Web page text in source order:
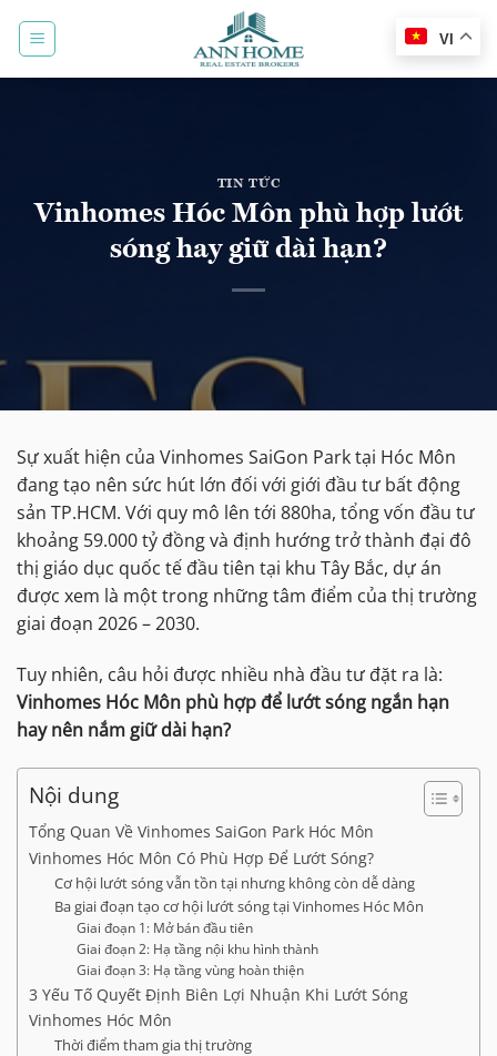
qua
VI
TIN TỨC
Vinhomes Hóc Môn phù hợp lướt
sóng hay giữ dài hạn?
Sự xuất hiện của Vinhomes SaiGon Park tại Hóc Môn
đang tạo nên sức hút lớn đối với giới đầu tư bất động
sản TP.HCM. Với quy mô lên tới 880ha, tổng vốn đầu tư
khoảng 59.000 tỷ đồng và định hướng trở thành đại đô
thị giáo dục quốc tế đầu tiên tại khu Tây Bắc, dự án
được xem là một trong những tâm điểm của thị trường
giai đoạn 2026 – 2030.
Tuy nhiên, câu hỏi được nhiều nhà đầu tư đặt ra là:
Vinhomes Hóc Môn phù hợp để lướt sóng ngắn hạn
hay nên nắm giữ dài hạn?
Nội dung
Tổng Quan Về Vinhomes SaiGon Park Hóc Môn
Vinhomes Hóc Môn Có Phù Hợp Để Lướt Sóng?
Cơ hội lướt sóng vẫn tồn tại nhưng không còn dễ dàng
Ba giai đoạn tạo cơ hội lướt sóng tại Vinhomes Hóc Môn
Giai đoạn 1: Mở bán đầu tiên
Giai đoạn 2: Hạ tầng nội khu hình thành
Giai đoạn 3: Hạ tầng vùng hoàn thiện
3 Yếu Tố Quyết Định Biên Lợi Nhuận Khi Lướt Sóng
Vinhomes Hóc Môn
Thời điểm tham gia thị trường